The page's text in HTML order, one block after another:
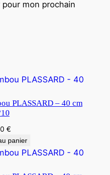
mon prochain
PLASSARD – 40 cm
€
panier